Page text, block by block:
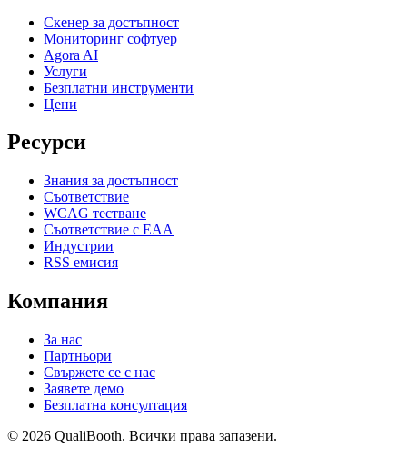
Скенер за достъпност
Мониторинг софтуер
Agora AI
Услуги
Безплатни инструменти
Цени
Ресурси
Знания за достъпност
Съответствие
WCAG тестване
Съответствие с EAA
Индустрии
RSS емисия
Компания
За нас
Партньори
Свържете се с нас
Заявете демо
Безплатна консултация
© 2026 QualiBooth. Всички права запазени.